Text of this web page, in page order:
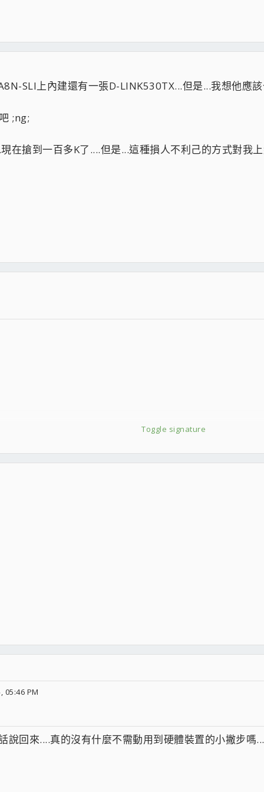
SLI上內建還有一張D-LINK530TX...但是...我想他應
;ng;
在搶到一百多K了....但是...這種損人不利己的方式對我
Toggle signature
05:46 PM
說回來....真的沒有什麼不需動用到硬體裝置的小撇步嗎